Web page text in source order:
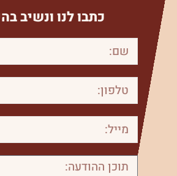
כתבו לנו ונשיב